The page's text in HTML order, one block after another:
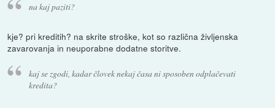
na kaj paziti?
kje? pri kreditih? na skrite stroške, kot so različna življenska
zavarovanja in neuporabne dodatne storitve.
kaj se zgodi, kadar človek nekaj časa ni sposoben odplačevati
kredita?